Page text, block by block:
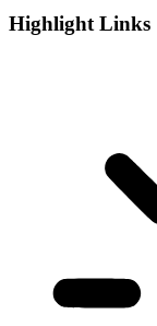
Highlight Links